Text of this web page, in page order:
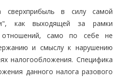
сверхприбыль в силу самой
как выходящей за рамки
отношений, само по себе не
и смыслу к нарушению
налогообложения. Специфика
данного налога разового